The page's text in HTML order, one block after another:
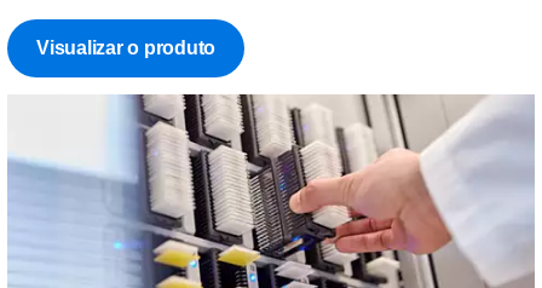
Visualizar o produto